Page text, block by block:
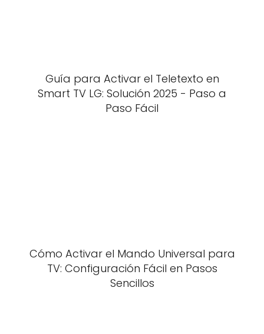
Guía para Activar el Teletexto en
Smart TV LG: Solución 2025 - Paso a
Paso Fácil
Cómo Activar el Mando Universal para
TV: Configuración Fácil en Pasos
Sencillos